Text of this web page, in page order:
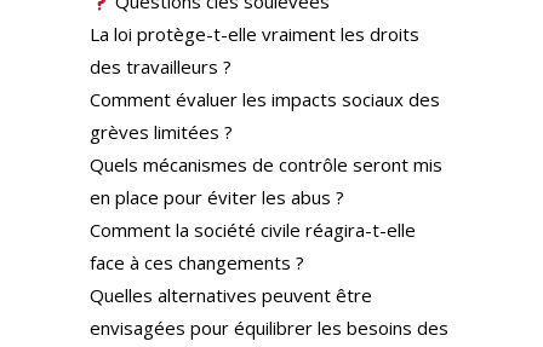
La loi protège-t-elle vraiment les droits
des travailleurs ?
Comment évaluer les impacts sociaux des
grèves limitées ?
Quels mécanismes de contrôle seront mis
en place pour éviter les abus ?
Comment la société civile réagira-t-elle
face à ces changements ?
Quelles alternatives peuvent être
envisagées pour équilibrer les besoins des